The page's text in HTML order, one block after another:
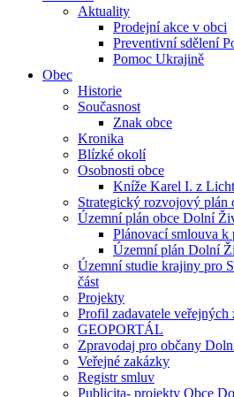
Aktuality
Prodejní akce v obci
Preventivní sdělení
Pomoc Ukrajině
Obec
Historie
Současnost
Znak obce
Kronika
Blízké okolí
Osobnosti obce
Kníže Karel I. z
Strategický rozvojový
Územní plán obce Dolní
Plánovací smlouva k
Územní plán Dolní
Územní studie krajiny pro
část
Projekty
Profil zadavatele veřejných
GEOPORTÁL
Zpravodaj pro občany
Veřejné zakázky
Registr smluv
Publicita- projekty Obce